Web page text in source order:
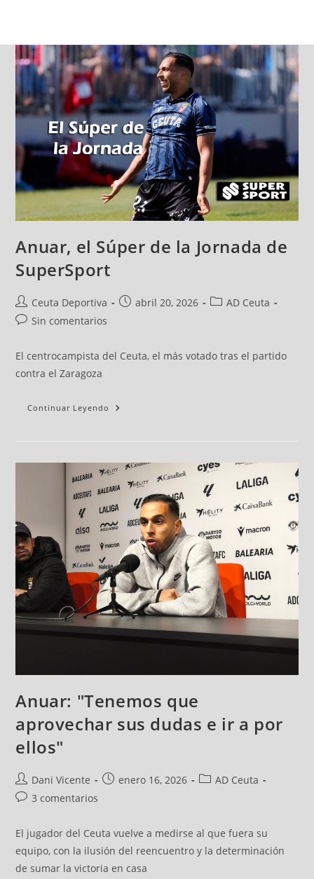
Anuar, el Súper de la Jornada de
SuperSport
Ceuta Deportiva abril 20, 2026
AD Ceuta
Sin comentarios
El centrocampista del Ceuta, el más votado tras el partido
contra el Zaragoza
Continuar Leyendo
Anuar: "Tenemos que
aprovechar sus dudas e ir a por
ellos"
Dani Vicente enero 16, 2026
AD Ceuta
3 comentarios
El jugador del Ceuta vuelve a medirse al que fuera su
equipo, con la ilusión del reencuentro y la determinación
de sumar la victoria en casa